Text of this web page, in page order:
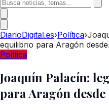
DiarioDigital.es›Política›
equilibrio para Aragón
Política
Joaquín Palacín:
para Aragón desde